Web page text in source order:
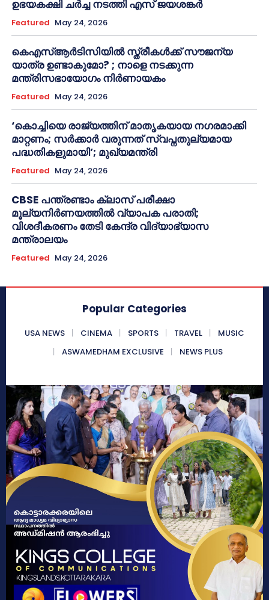
ഉഭയകക്ഷി ചർച്ച നടത്തി എസ് ജയശങ്കർ
Featured May 24, 2026
കെഎസ്ആർടിസിയിൽ സ്ത്രീകൾക്ക് സൗജന്യ
യാത്ര ഉണ്ടാകുമോ? ; നാളെ നടക്കുന്ന
മന്ത്രിസഭായോഗം നിർണായകം
Featured May 24, 2026
‘കൊച്ചിയെ രാജ്യത്തിന് മാതൃകയായ നഗരമാക്കി
മാറ്റണം; സർക്കാർ വരുന്നത് സ്വപ്നതുല്യമായ
പദ്ധതികളുമായി’; മുഖ്യമന്ത്രി
Featured May 24, 2026
CBSE പന്ത്രണ്ടാം ക്ലാസ് പരീക്ഷാ
മൂല്യനിർണയത്തിൽ വ്യാപക പരാതി;
വിശദീകരണം തേടി കേന്ദ്ര വിദ്യാഭ്യാസ
മന്ത്രാലയം
Featured May 24, 2026
Popular Categories
USA NEWS CINEMA SPORTS TRAVEL
MUSIC
ASWAMEDHAM EXCLUSIVE
NEWS PLUS